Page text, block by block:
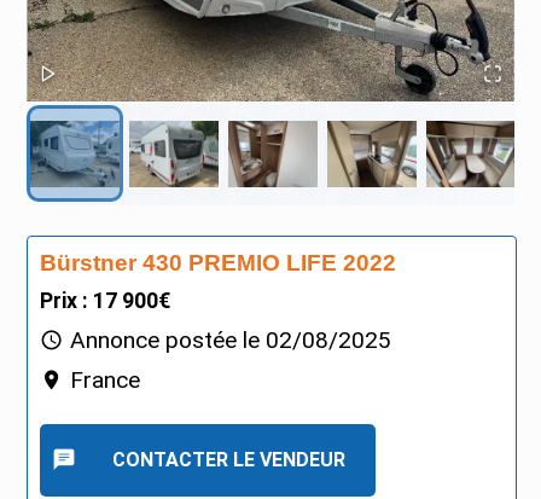
Bürstner 430 PREMIO LIFE 2022
Prix : 17 900€
Annonce postée le 02/08/2025
France
CONTACTER LE VENDEUR